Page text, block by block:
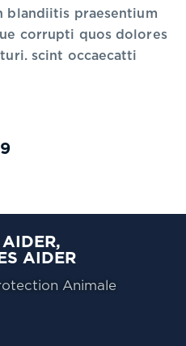
blandiitis praesentium
corrupti quos dolores
scint occaecatti
AIDER,
AIDER
Animale